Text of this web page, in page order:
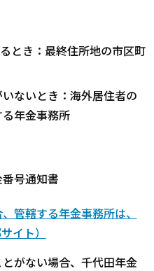
とき：最終住所地の市区町
ないとき：海外居住者の
年金事務所
号通知書
管轄する年金事務所は、
イト）
がない場合、千代田年金